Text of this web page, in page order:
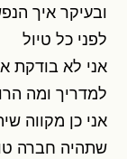
ובעיקר איך
לפני כל טיול
אני לא בודקת
למדריך ומה
אני כן מקווה
שתהיה חברה